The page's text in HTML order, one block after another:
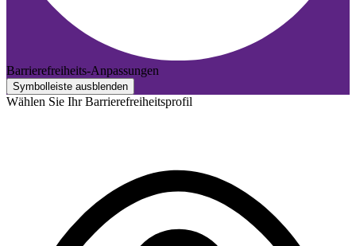
Barrierefreiheits-Anpassungen
Symbolleiste ausblenden
Wählen Sie Ihr Barrierefreiheitsprofil